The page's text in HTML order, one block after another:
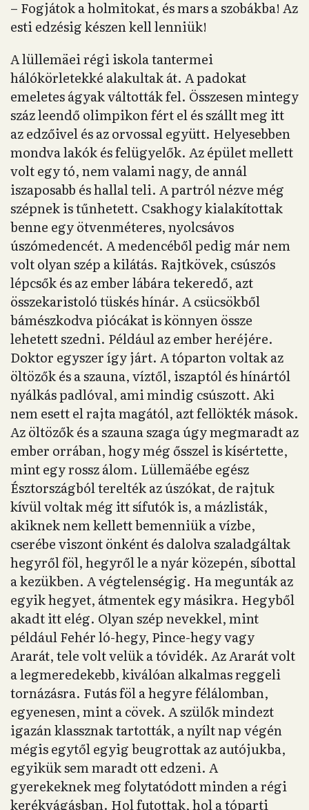
– Fogjátok a holmitokat, és mars a szobákba! Az
esti edzésig készen kell lenniük!
A lüllemäei régi iskola tantermei
hálókörletekké alakultak át. A padokat
emeletes ágyak váltották fel. Összesen mintegy
száz leendő olimpikon fért el és szállt meg itt
az edzőivel és az orvossal együtt. Helyesebben
mondva lakók és felügyelők. Az épület mellett
volt egy tó, nem valami nagy, de annál
iszaposabb és hallal teli. A partról nézve még
szépnek is tűnhetett. Csakhogy kialakítottak
benne egy ötvenméteres, nyolcsávos
úszómedencét. A medencéből pedig már nem
volt olyan szép a kilátás. Rajtkövek, csúszós
lépcsők és az ember lábára tekeredő, azt
összekaristoló tüskés hínár. A csücsökből
bámészkodva piócákat is könnyen össze
lehetett szedni. Például az ember heréjére.
Doktor egyszer így járt. A tóparton voltak az
öltözők és a szauna, víztől, iszaptól és hínártól
nyálkás padlóval, ami mindig csúszott. Aki
nem esett el rajta magától, azt fellökték mások.
Az öltözők és a szauna szaga úgy megmaradt az
ember orrában, hogy még ősszel is kísértette,
mint egy rossz álom. Lüllemäébe egész
Észtországból terelték az úszókat, de rajtuk
kívül voltak még itt sífutók is, a mázlisták,
akiknek nem kellett bemenniük a vízbe,
cserébe viszont önként és dalolva szaladgáltak
hegyről föl, hegyről le a nyár közepén, síbottal
a kezükben. A végtelenségig. Ha megunták az
egyik hegyet, átmentek egy másikra. Hegyből
akadt itt elég. Olyan szép nevekkel, mint
például Fehér ló-hegy, Pince-hegy vagy
Ararát, tele volt velük a tóvidék. Az Ararát volt
a legmeredekebb, kiválóan alkalmas reggeli
tornázásra. Futás föl a hegyre félálomban,
egyenesen, mint a cövek. A szülők mindezt
igazán klassznak tartották, a nyílt nap végén
mégis egytől egyig beugrottak az autójukba,
egyikük sem maradt ott edzeni. A
gyerekeknek meg folytatódott minden a régi
kerékvágásban. Hol futottak, hol a tóparti